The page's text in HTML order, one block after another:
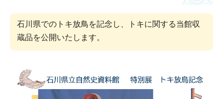
石川県でのトキ放鳥を記念し、トキに関する当館収
蔵品を公開いたします。